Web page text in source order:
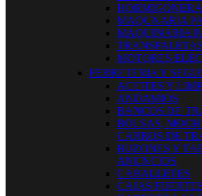
MAQUNARIA
MAQUINARIA
MOTORES
FERRETERIA Y
ACEITES Y
ANDAMIOS
BANCOS DE
BOLSAS,
CARROS DE
BUZONES Y
ANUNCIOS
CABALLETES
CAJAS FUERTES